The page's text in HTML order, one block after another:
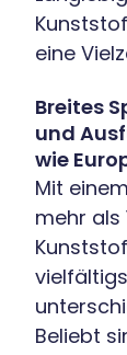
eine
Breites
und
wie
Mit
mehr als
Beliebt